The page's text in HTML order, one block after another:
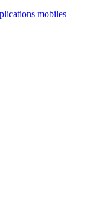
mobiles